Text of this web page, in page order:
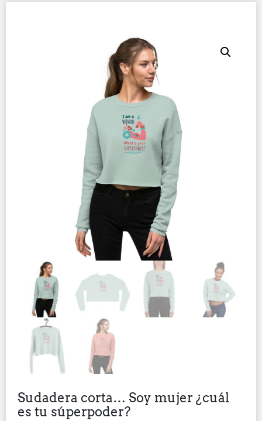
Sudadera corta… Soy mujer ¿cuál
es tu súperpoder?